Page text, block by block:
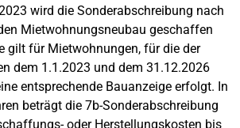
wird die Sonderabschreibung nach
Mietwohnungsneubau geschaffen
gilt für Mietwohnungen, für die der
dem 1.1.2023 und dem 31.12.2026
entsprechende Bauanzeige erfolgt. In
beträgt die 7b-Sonderabschreibung
oder Herstellungskosten bis